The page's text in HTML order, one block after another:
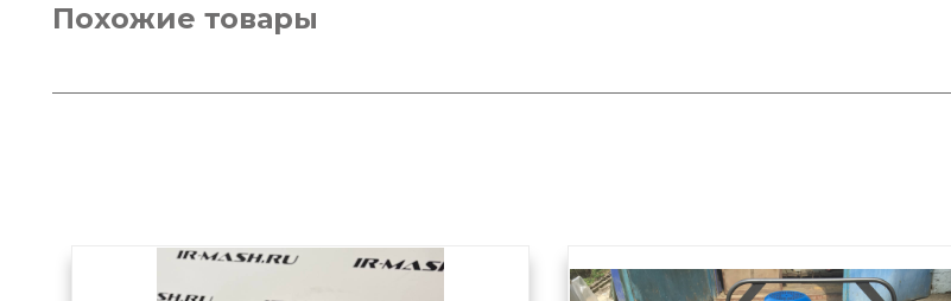
Похожие товары